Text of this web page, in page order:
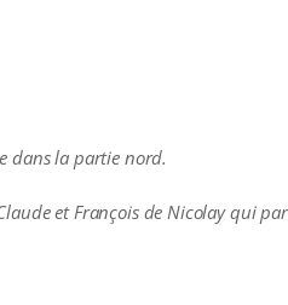
dans la partie nord.
et François de Nicolay qui